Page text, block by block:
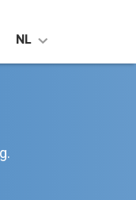
NL